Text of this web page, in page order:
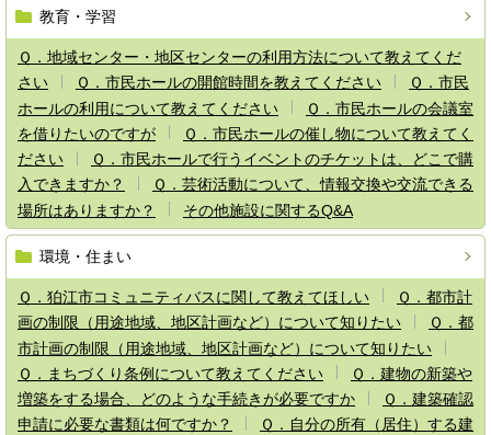
教育・学習
Ｑ．地域センター・地区センターの利用方法について教えてくだ
さい
Ｑ．市民ホールの開館時間を教えてください
Ｑ．市民
ホールの利用について教えてください
Ｑ．市民ホールの会議室
を借りたいのですが
Ｑ．市民ホールの催し物について教えてく
ださい
Ｑ．市民ホールで行うイベントのチケットは、どこで購
入できますか？
Ｑ．芸術活動について、情報交換や交流できる
場所はありますか？
その他施設に関するQ&A
環境・住まい
Ｑ．狛江市コミュニティバスに関して教えてほしい
Ｑ．都市計
画の制限（用途地域、地区計画など）について知りたい
Ｑ．都
市計画の制限（用途地域、地区計画など）について知りたい
Ｑ．まちづくり条例について教えてください
Ｑ．建物の新築や
増築をする場合、どのような手続きが必要ですか
Ｑ．建築確認
申請に必要な書類は何ですか？
Ｑ．自分の所有（居住）する建